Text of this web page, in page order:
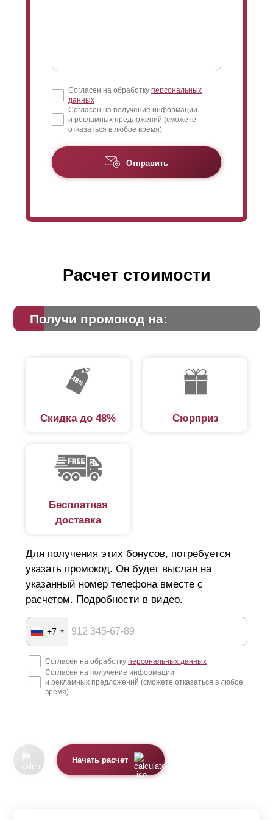
Согласен на обработку персональных
данных
Согласен на получение информации
и рекламных предложений (сможете
отказаться в любое время)
Отправить
Расчет стоимости
Получи промокод на:
Скидка до 48% Сюрприз
Бесплатная
доставка
Для получения этих бонусов, потребуется
указать промокод. Он будет выслан на
указанный номер телефона вместе с
расчетом. Подробности в видео.
+7
Согласен на обработку персональных данных
Согласен на получение информации
и рекламных предложений (сможете отказаться в любое
время)
Начать расчет